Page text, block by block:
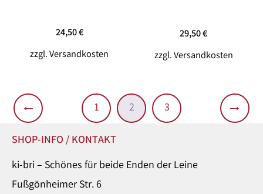
24,50€
zzgl.Versandkosten
29,50€
zzgl.Versandkosten
← 1 2 3 →
SHOP-INFO / KONTAKT
ki-bri – Schönes für beide Enden der Leine
Fußgönheimer Str. 6